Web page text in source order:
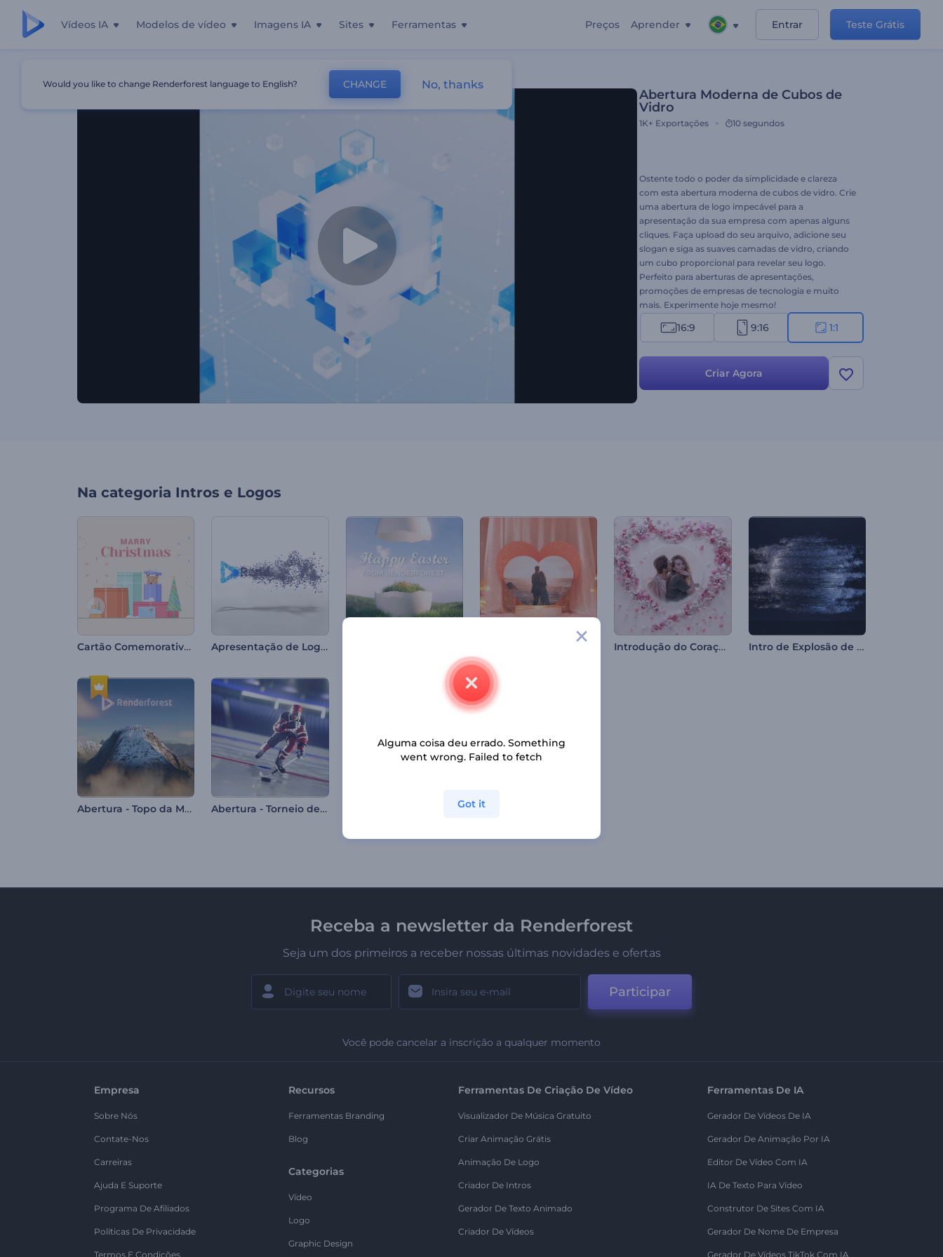
Vídeos IA Modelos de vídeo Imagens IA Sites Ferramentas Preços Aprender Entrar Teste Grátis
Abertura Moderna de Cubos de
Vidro
1K+ Exportações 10 segundos
Ostente todo o poder da simplicidade e clareza
com esta abertura moderna de cubos de vidro. Crie
uma abertura de logo impecável para a
apresentação da sua empresa com apenas alguns
cliques. Faça upload do seu arquivo, adicione seu
slogan e siga as suaves camadas de vidro, criando
um cubo proporcional para revelar seu logo.
Perfeito para aberturas de apresentações,
promoções de empresas de tecnologia e muito
mais. Experimente hoje mesmo!
16:9 9:16 1:1
Criar Agora
Na categoria Intros e Logos
Cartão Comemorativo de Natal Apresentação de Logo - Partículas Simples Introdução do Coração de Flores do Dia dos Namorados Intro de Explosão de Esfera Metálica
Abertura - Topo da Montanha Abertura - Torneio de Hóquei Logo Neon Congelado
Receba a newsletter da Renderforest
Seja um dos primeiros a receber nossas últimas novidades e ofertas
Participar
Você pode cancelar a inscrição a qualquer momento
Empresa
Sobre Nós
Contate-Nos
Carreiras
Ajuda E Suporte
Programa De Afiliados
Políticas De Privacidade
Termos E Condições
Recursos
Ferramentas Branding
Blog
Categorias
Vídeo
Logo
Graphic Design
Ferramentas De Criação De Vídeo
Visualizador De Música Gratuito
Criar Animação Grátis
Animação De Logo
Criador De Intros
Gerador De Texto Animado
Criador De Vídeos
Ferramentas De IA
Gerador De Vídeos De IA
Gerador De Animação Por IA
Editor De Vídeo Com IA
IA De Texto Para Vídeo
Construtor De Sites Com IA
Gerador De Nome De Empresa
Gerador De Vídeos TikTok Com IA
Would you like to change Renderforest language to English? CHANGE No, thanks
Alguma coisa deu errado. Something
went wrong. Failed to fetch
Got it